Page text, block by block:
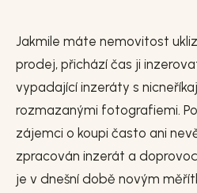
Jakmile máte nemovitost
prodej, přichází čas ji
vypadající inzeráty s
rozmazanými fotografiemi.
zájemci o koupi často ani
zpracován inzerát a
je v dnešní době novým